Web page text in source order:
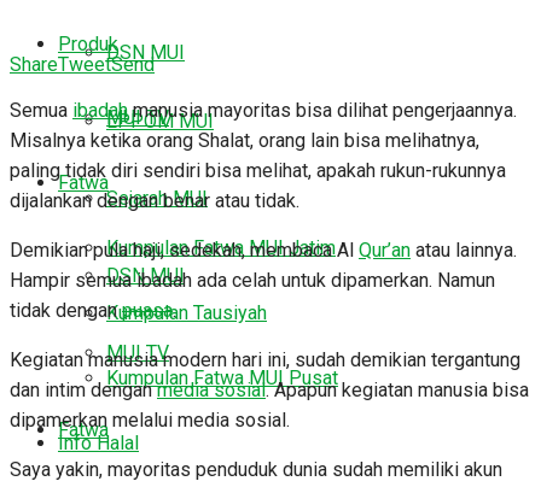
DSN MUI
MUI TV
Fatwa
Kumpulan Fatwa MUI Jatim
Kumpulan Tausiyah
Kumpulan Fatwa MUI Pusat
Info Halal
Produk
LPPOM MUI
Sejarah MUI
DSN MUI
MUI TV
Fatwa
ShareTweetSend
Semua ibadahmanusia mayoritas bisa dilihat pengerjaannya.
Misalnya ketika orang Shalat, orang lain bisa melihatnya,
paling tidak diri sendiri bisa melihat, apakah rukun-rukunnya
dijalankan dengan benar atau tidak.
Demikian pula haji, sedekah, membaca Al Qur’an atau lainnya.
Hampir semua ibadah ada celah untuk dipamerkan. Namun
tidak denganpuasa.
Kegiatan manusia modern hari ini, sudah demikian tergantung
dan intim denganmedia sosial. Apapun kegiatan manusia bisa
dipamerkan melalui media sosial.
Saya yakin, mayoritas penduduk dunia sudah memiliki akun